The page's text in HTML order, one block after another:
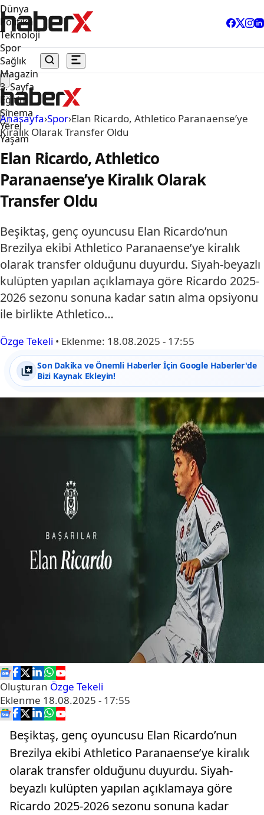
Dünya
Politika
Teknoloji
Spor
Sağlık
Magazin
3. Sayfa
Eğitim
Sinema
Yerel
Yaşam
Anasayfa›Spor›Elan Ricardo, Athletico Paranaense’ye
Kiralık Olarak Transfer Oldu
Elan Ricardo, Athletico
Paranaense’ye Kiralık Olarak
Transfer Oldu
Beşiktaş, genç oyuncusu Elan Ricardo’nun
Brezilya ekibi Athletico Paranaense’ye kiralık
olarak transfer olduğunu duyurdu. Siyah-beyazlı
kulüpten yapılan açıklamaya göre Ricardo 2025-
2026 sezonu sonuna kadar satın alma opsiyonu
ile birlikte Athletico…
Özge Tekeli • Eklenme: 18.08.2025 - 17:55
Son Dakika ve Önemli Haberler İçin Google Haberler'de
Bizi Kaynak Ekleyin!
Oluşturan Özge Tekeli
Eklenme 18.08.2025 - 17:55
Beşiktaş, genç oyuncusu Elan Ricardo’nun
Brezilya ekibi Athletico Paranaense’ye kiralık
olarak transfer olduğunu duyurdu. Siyah-
beyazlı kulüpten yapılan açıklamaya göre
Ricardo 2025-2026 sezonu sonuna kadar